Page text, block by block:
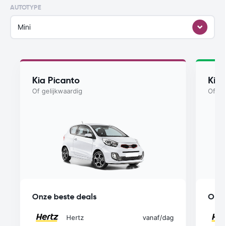
AUTOTYPE
Mini
Kia Picanto
Of gelijkwaardig
Onze beste deals
Hertz vanaf/dag
Kia
Of